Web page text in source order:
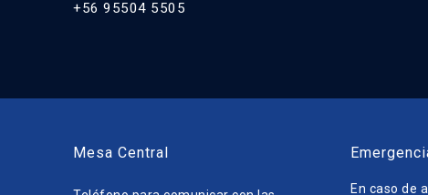
+56 95504 5505
Mesa Central
En caso de